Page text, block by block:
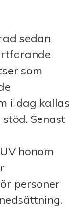
sedan
som
i dag kallas
Senast
honom
personer